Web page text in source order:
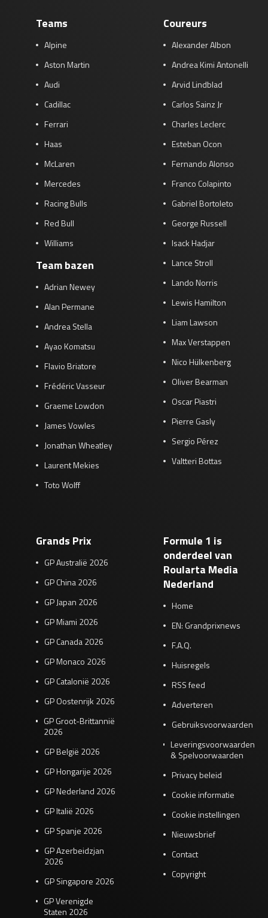
Teams
Alpine
Aston Martin
Audi
Cadillac
Ferrari
Haas
McLaren
Mercedes
Racing Bulls
Red Bull
Williams
Team bazen
Adrian Newey
Alan Permane
Andrea Stella
Ayao Komatsu
Flavio Briatore
Frédéric Vasseur
Graeme Lowdon
James Vowles
Jonathan Wheatley
Laurent Mekies
Toto Wolff
Coureurs
Alexander Albon
Andrea Kimi Antonelli
Arvid Lindblad
Carlos Sainz Jr
Charles Leclerc
Esteban Ocon
Fernando Alonso
Franco Colapinto
Gabriel Bortoleto
George Russell
Isack Hadjar
Lance Stroll
Lando Norris
Lewis Hamilton
Liam Lawson
Max Verstappen
Nico Hülkenberg
Oliver Bearman
Oscar Piastri
Pierre Gasly
Sergio Pérez
Valtteri Bottas
Grands Prix
GP Australië 2026
GP China 2026
GP Japan 2026
GP Miami 2026
GP Canada 2026
GP Monaco 2026
GP Catalonië 2026
GP Oostenrijk 2026
GP Groot-Brittannië
2026
GP België 2026
GP Hongarije 2026
GP Nederland 2026
GP Italië 2026
GP Spanje 2026
GP Azerbeidzjan
2026
GP Singapore 2026
GP Verenigde
Staten 2026
Formule 1 is
onderdeel van
Roularta Media
Nederland
Home
EN: Grandprixnews
F.A.Q.
Huisregels
RSS feed
Adverteren
Gebruiksvoorwaarden
Leveringsvoorwaarden
& Spelvoorwaarden
Privacy beleid
Cookie informatie
Cookie instellingen
Nieuwsbrief
Contact
Copyright